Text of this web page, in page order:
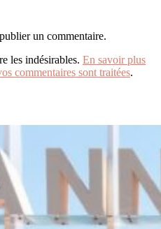
un commentaire.
les indésirables. En savoir plus
commentaires sont traitées.